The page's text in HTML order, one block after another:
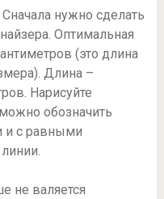
нужно сделать
Оптимальная
(это длина
Длина –
Нарисуйте
обозначить
и с равными